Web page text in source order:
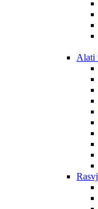
Alati